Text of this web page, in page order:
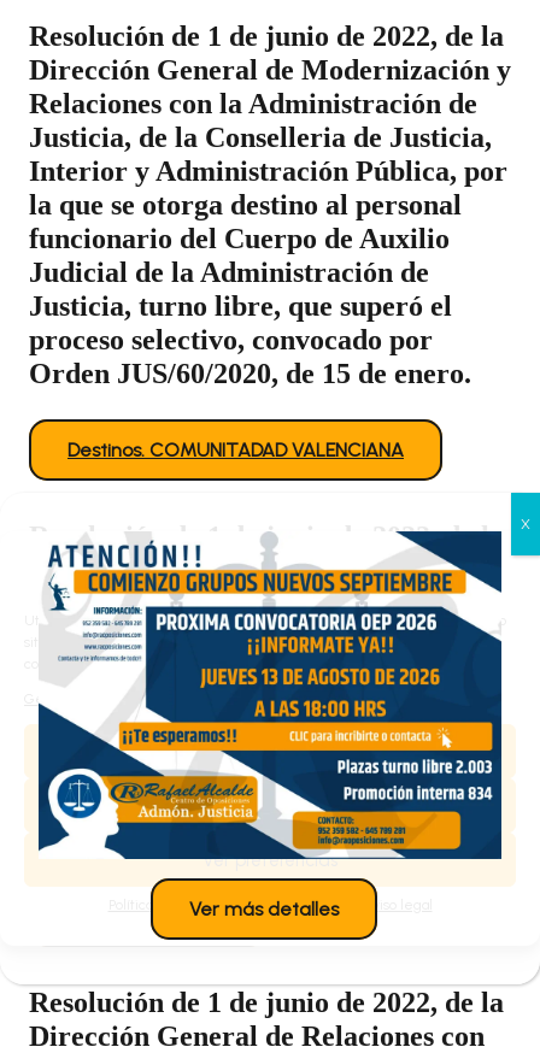
Gestionar el consentimiento
de las cookies
Utilizamos cookies propias y de terceros para analizar el tráfico en nuestro
sitio web y personalizar el contenido. Puede aceptar todas las cookies,
configurarlas según sus preferencias o rechazarlas.
Gestionar los servicios
Aceptar
Denegar
Ver preferencias
Política de cookiesPolítica de privacidad
Resolución de 1 de junio de 2022, de la
Dirección General de Modernización y
Relaciones con la Administración de
Justicia, de la Conselleria de Justicia,
Interior y Administración Pública, por
la que se otorga destino al personal
funcionario del Cuerpo de Auxilio
Judicial de la Administración de
Justicia, turno libre, que superó el
proceso selectivo, convocado por
Orden JUS/60/2020, de 15 de enero.
Destinos. COMUNITADAD VALENCIANA
Resolución de 1 de junio de 2022, de la
Dirección General de Justicia, del
Departamento de Presidencia y
Relaciones Institucionales, por la que
se otorga destino al personal
funcionario del Cuerpo de Auxilio
Judicial de la Administración de
Justicia, turno libre, que superó el
proceso selectivo convocado por
Orden JUS/60/2020, de 15 de enero.
Destinos. ARAGÓN
Resolución de 1 de junio de 2022, de la
Dirección General de Relaciones con
Ver más detalles